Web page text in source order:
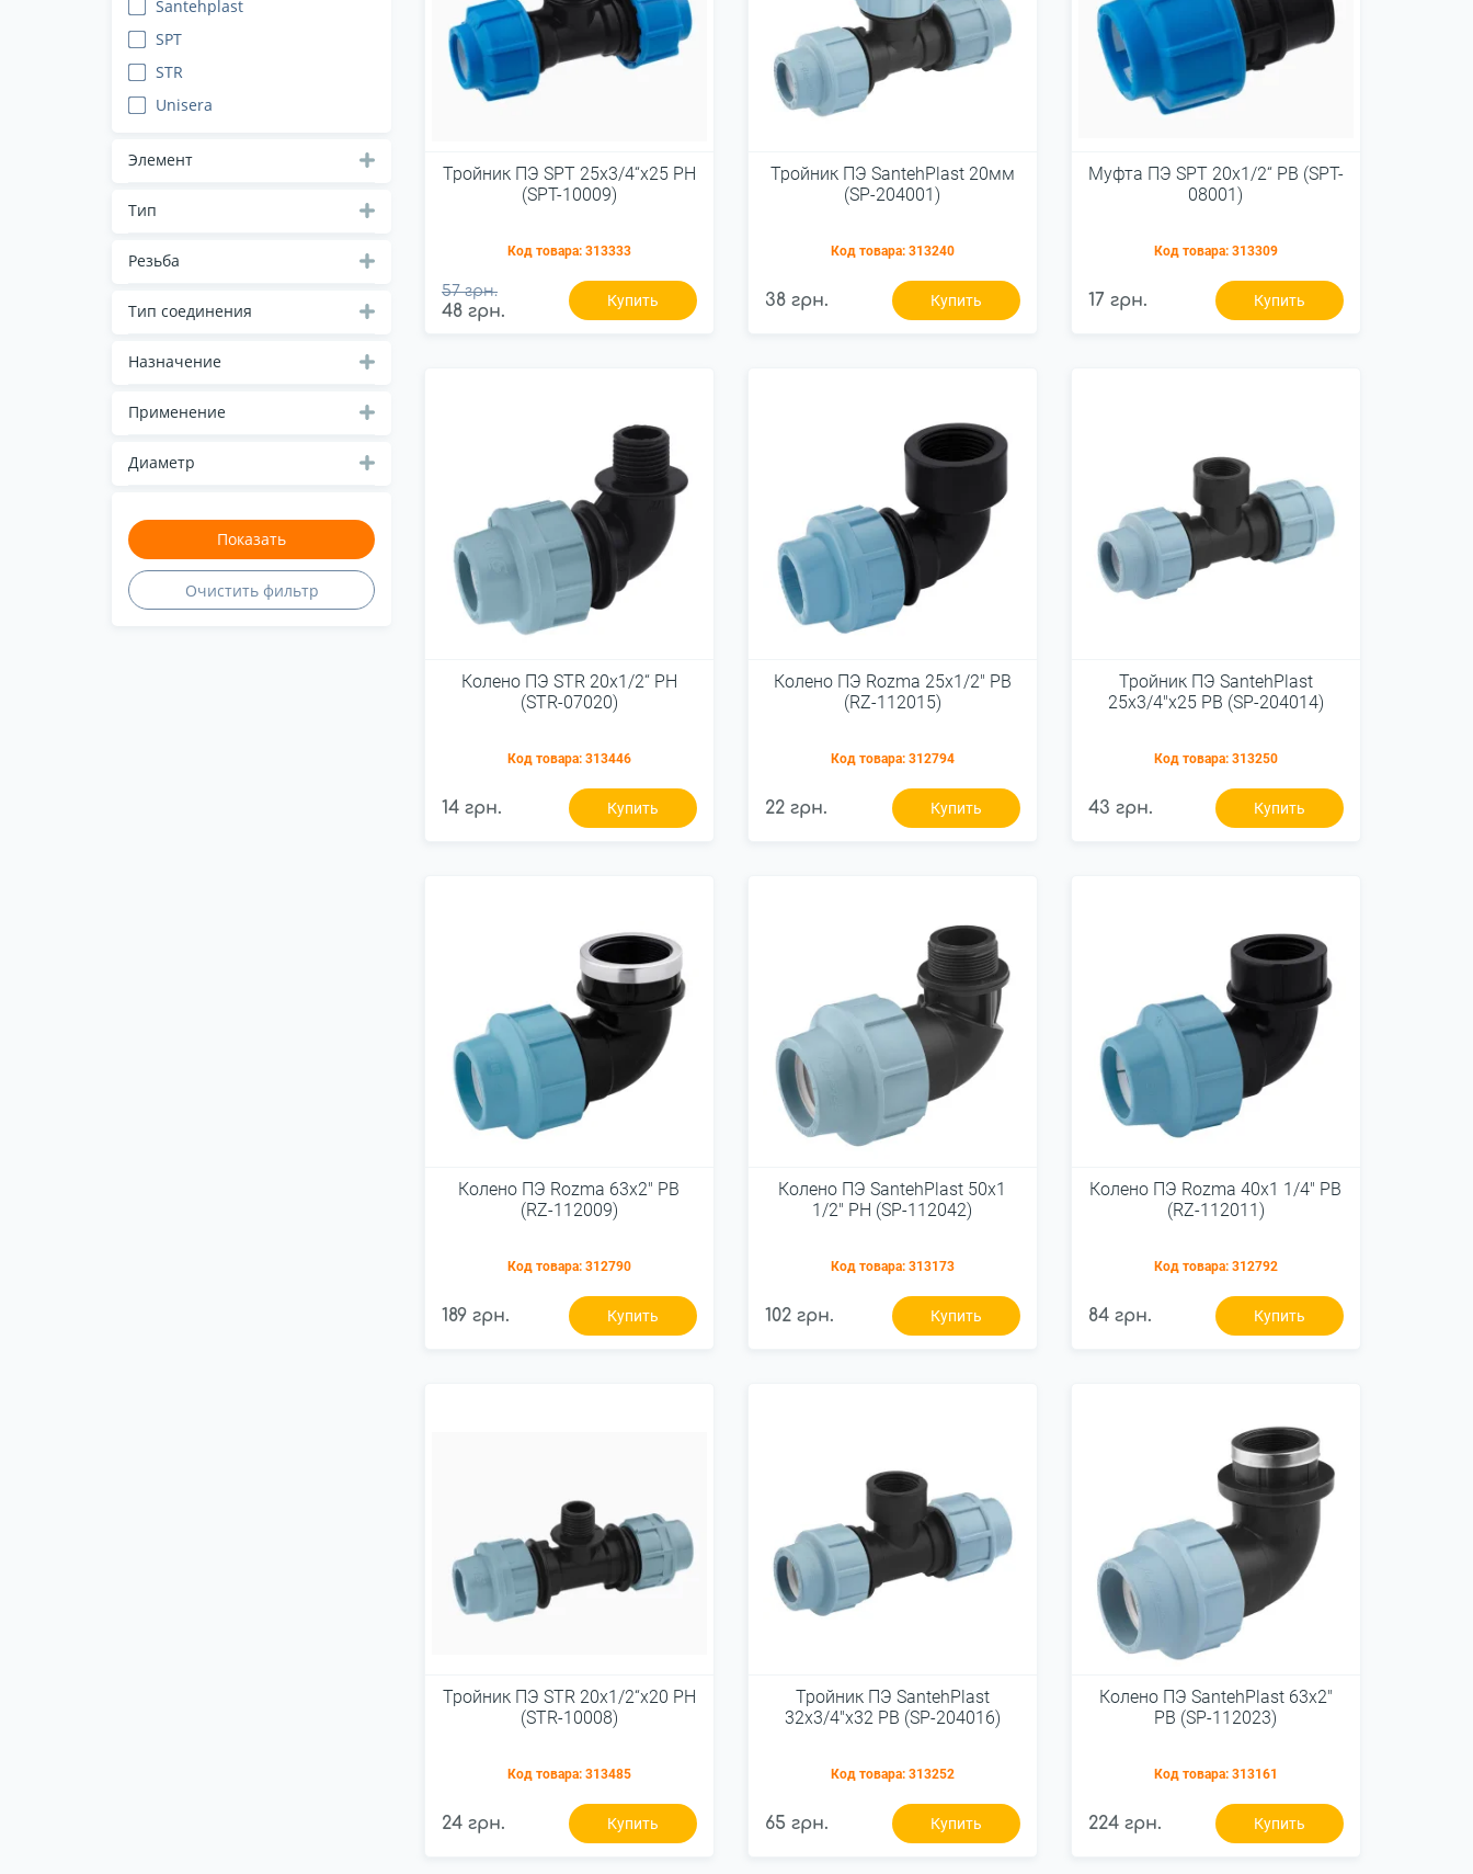
Santehplast
SPT
STR
Unisera
Элемент
Тип
Резьба
Тип соединения
Назначение
Применение
Диаметр
Тройник ПЭ SPT 25х3/4“х25 РН
(SPT-10009)
Код товара: 313333
57 грн.
48 грн.
Купить
Тройник ПЭ SantehPlast 20мм
(SP-204001)
Код товара: 313240
38 грн. Купить
Муфта ПЭ SPT 20х1/2“ РВ (SPT-
08001)
Код товара: 313309
17 грн. Купить
Колено ПЭ STR 20х1/2“ РН
(STR-07020)
Код товара: 313446
14 грн. Купить
Колено ПЭ Rozma 25х1/2" РВ
(RZ-112015)
Код товара: 312794
22 грн. Купить
Тройник ПЭ SantehPlast
25х3/4"х25 РВ (SP-204014)
Код товара: 313250
43 грн. Купить
Колено ПЭ Rozma 63х2" РВ
(RZ-112009)
Код товара: 312790
189 грн. Купить
Колено ПЭ SantehPlast 50х1
1/2" РН (SP-112042)
Код товара: 313173
102 грн. Купить
Колено ПЭ Rozma 40х1 1/4" РВ
(RZ-112011)
Код товара: 312792
84 грн. Купить
Тройник ПЭ STR 20х1/2“х20 РН
(STR-10008)
Код товара: 313485
24 грн. Купить
Тройник ПЭ SantehPlast
32х3/4"х32 РВ (SP-204016)
Код товара: 313252
65 грн. Купить
Колено ПЭ SantehPlast 63х2"
РВ (SP-112023)
Код товара: 313161
224 грн. Купить